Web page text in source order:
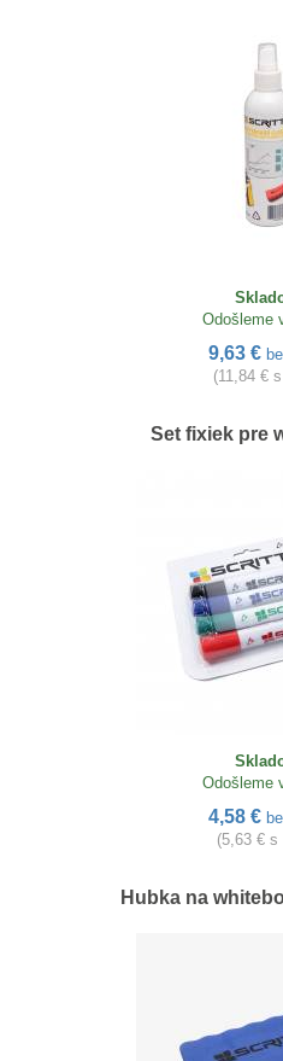
Odošleme
9,63 €
(11,84 €
Set fixiek pre
Odošleme
4,58 €
(5,63 € s
Hubka na